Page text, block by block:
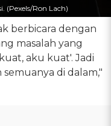
(Pexels/Ron Lach)
berbicara dengan
masalah yang
aku kuat'. Jadi
di dalam,"